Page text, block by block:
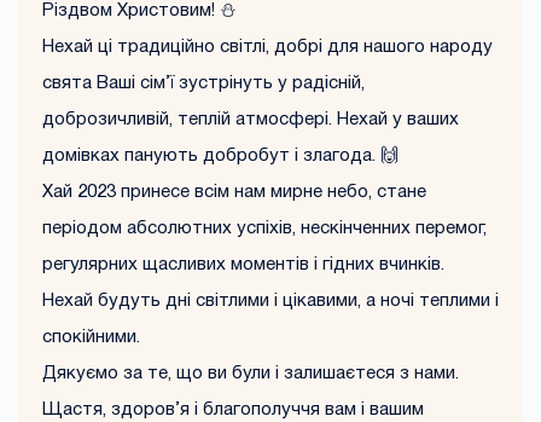
Різдвом Христовим! ⛄
Нехай ці традиційно світлі, добрі для нашого народу
свята Ваші сім’ї зустрінуть у радісній,
доброзичливій, теплій атмосфері. Нехай у ваших
домівках панують добробут і злагода. 🙌
Хай 2023 принесе всім нам мирне небо, стане
періодом абсолютних успіхів, нескінченних перемог,
регулярних щасливих моментів і гідних вчинків.
Нехай будуть дні світлими і цікавими, а ночі теплими і
спокійними.
Дякуємо за те, що ви були і залишаєтеся з нами.
Щастя, здоров’я і благополуччя вам і вашим